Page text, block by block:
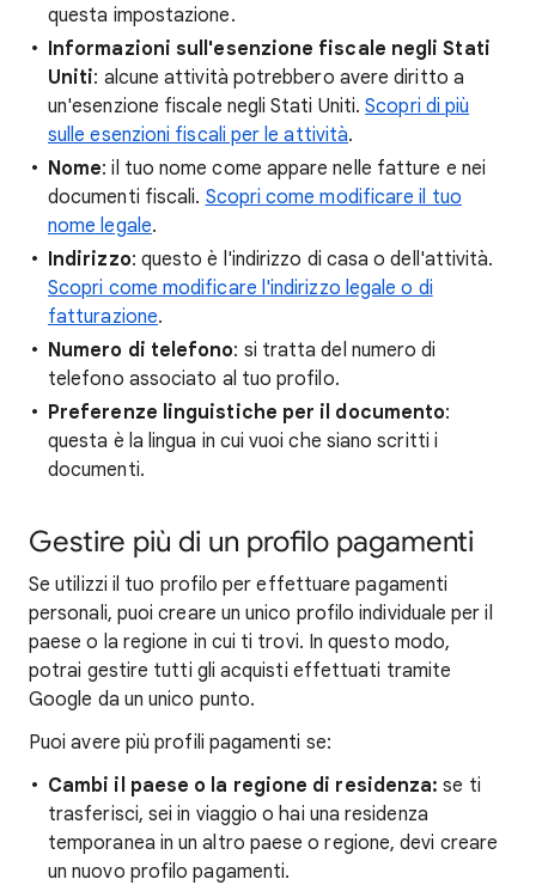
questa impostazione.
Informazioni sull'esenzione fiscale negli Stati
Uniti: alcune attività potrebbero avere diritto a
un'esenzione fiscale negli Stati Uniti.Scopri di più
sulle esenzioni fiscali per le attività.
Nome: il tuo nome come appare nelle fatture e nei
documenti fiscali. Scopri come modificare il tuo
nome legale.
Indirizzo: questo è l'indirizzo di casa o dell'attività.
Scopri come modificare l'indirizzo legale o di
fatturazione.
Numero di telefono: si tratta del numero di
telefono associato al tuo profilo.
Preferenze linguistiche per il documento:
questa è la lingua in cui vuoi che siano scritti i
documenti.
Gestire più di un profilo pagamenti
Se utilizzi il tuo profilo per effettuare pagamenti
personali, puoi creare un unico profilo individuale per il
paese o la regione in cui ti trovi. In questo modo,
potrai gestire tutti gli acquisti effettuati tramite
Google da un unico punto.
Puoi avere più profili pagamenti se:
Cambi il paese o la regione di residenza:se ti
trasferisci, sei in viaggio o hai una residenza
temporanea in un altro paese o regione, devi creare
un nuovo profilo pagamenti.